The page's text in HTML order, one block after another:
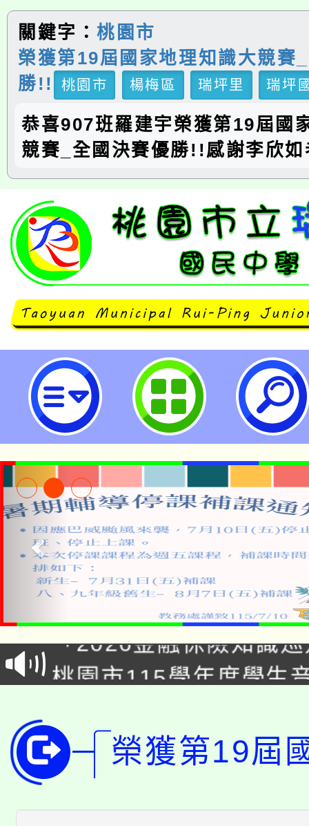
關鍵字：桃園市
榮獲第19屆國家地理知識大競賽
勝!!
桃園市 楊梅區 瑞坪里 瑞坪
恭喜907班羅建宇榮獲第19屆國
競賽_全國決賽優勝!!感謝李欣
桃園市立瑞坪國民中學
公告本校115學年度第
代理(課)教師甄選結果(
車」活動
桃園市115學年度學生
代理(課)教師甄選結果(
公告本校115學年度第
代理(課)教師甄選結果(
轉知中國文化大學推廣
《TA101》溝通分析基
轉知苗栗縣政府辦理
榮獲第19屆